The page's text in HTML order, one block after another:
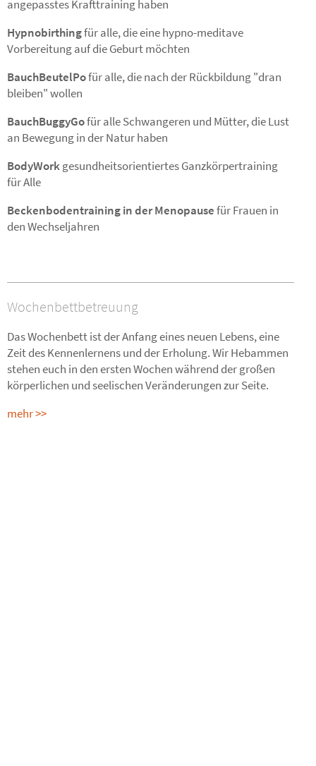
angepasstes Krafttraining haben
Hypnobirthingfür alle, die eine hypno-meditave
Vorbereitung auf die Geburt möchten
BauchBeutelPofür alle, die nach der Rückbildung "dran
bleiben" wollen
BauchBuggyGofür alle Schwangeren und Mütter, die Lust
an Bewegung in der Natur haben
BodyWorkgesundheitsorientiertes Ganzkörpertraining
für Alle
Beckenbodentraining in der Menopausefür Frauen in
den Wechseljahren
Wochenbettbetreuung
Das Wochenbett ist der Anfang eines neuen Lebens, eine
Zeit des Kennenlernens und der Erholung. Wir Hebammen
stehen euch in den ersten Wochen während der großen
körperlichen und seelischen Veränderungen zur Seite.
mehr >>